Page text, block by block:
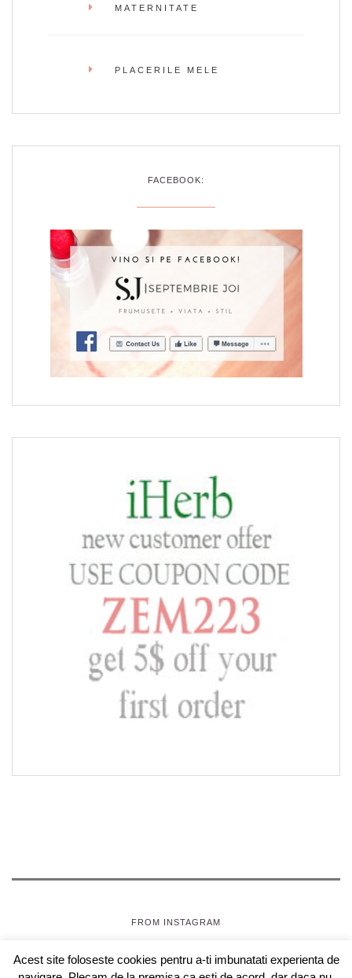
MATERNITATE
PLACERILE MELE
FACEBOOK:
FROM INSTAGRAM
SEPTEMBRIE, JOI - OAZA PENTRU FETE
Acest site foloseste cookies pentru a-ti imbunatati experienta de